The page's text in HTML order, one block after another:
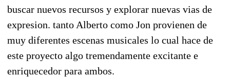
buscar nuevos recursos y explorar nuevas vias de
expresion. tanto Alberto como Jon provienen de
muy diferentes escenas musicales lo cual hace de
este proyecto algo tremendamente excitante e
enriquecedor para ambos.